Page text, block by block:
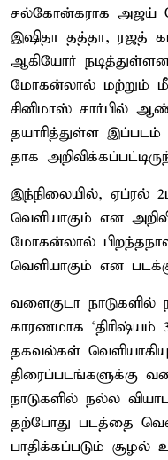
சல்கோன்கராக அஜய்
இஷிதா தத்தா, ரஜத்
ஆகியோர்
மோகன்லால் மற்றும்
சினி​மாஸ் சார்​பில்
தயாரித்துள்ள
தாக
இந்நிலையில், ஏப்ரல்
வெளியாகும் என
மோகன்லால்
வெளியாகும் என
வளைகுடா நாடுகளில்
காரணமாக
தகவல்கள்
திரைப்படங்களுக்கு
நாடுகளில் நல்ல
தற்போது படத்தை
பாதிக்கப்படும்